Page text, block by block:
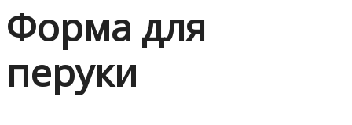
Форма для
перуки